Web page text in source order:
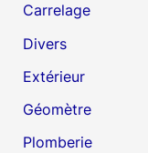
Carrelage
Divers
Extérieur
Géomètre
Plomberie